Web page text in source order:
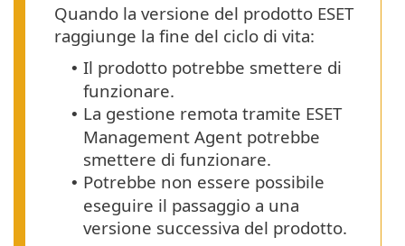
Quando la versione del prodotto ESET
raggiunge la fine del ciclo di vita:
• Il prodotto potrebbe smettere di
funzionare.
• La gestione remota tramite ESET
Management Agent potrebbe
smettere di funzionare.
• Potrebbe non essere possibile
eseguire il passaggio a una
versione successiva del prodotto.